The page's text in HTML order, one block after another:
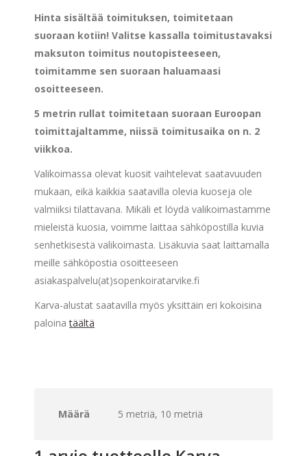
Hinta sisältää toimituksen, toimitetaan
suoraan kotiin! Valitse kassalla toimitustavaksi
maksuton toimitus noutopisteeseen,
toimitamme sen suoraan haluamaasi
osoitteeseen.
5 metrin rullat toimitetaan suoraan Euroopan
toimittajaltamme, niissä toimitusaika on n. 2
viikkoa.
Valikoimassa olevat kuosit vaihtelevat saatavuuden
mukaan, eikä kaikkia saatavilla olevia kuoseja ole
valmiiksi tilattavana. Mikäli et löydä valikoimastamme
mieleistä kuosia, voimme laittaa sähköpostilla kuvia
senhetkisestä valikoimasta. Lisäkuvia saat laittamalla
meille sähköpostia osoitteeseen
asiakaspalvelu(at)sopenkoiratarvike.fi
Karva-alustat saatavilla myös yksittäin eri kokoisina
paloinatäältä
Määrä 5 metriä, 10 metriä